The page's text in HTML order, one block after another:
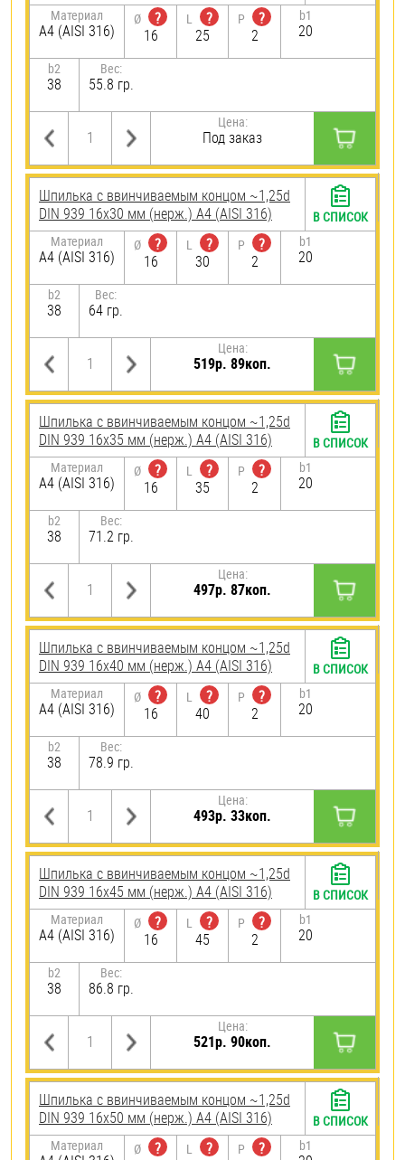
Материал
A4 (AISI 316)
Ø
?
16
L
?
25
P
?
2
b1
20
b2
38
Вес:
55.8 гр.
Цена:
Под заказ
Шпилька c ввинчиваемым концом ~1,25d
DIN 939 16х30 мм (нерж.) A4 (AISI 316)
Материал
A4 (AISI 316)
Ø
?
16
L
?
30
P
?
2
b1
20
b2
38
Вес:
64 гр.
Цена:
519р. 89коп.
В СПИСОК
Шпилька c ввинчиваемым концом ~1,25d
DIN 939 16х35 мм (нерж.) A4 (AISI 316)
Материал
A4 (AISI 316)
Ø
?
16
L
?
35
P
?
2
b1
20
b2
38
Вес:
71.2 гр.
Цена:
497р. 87коп.
В СПИСОК
Шпилька c ввинчиваемым концом ~1,25d
DIN 939 16х40 мм (нерж.) A4 (AISI 316)
Материал
A4 (AISI 316)
Ø
?
16
L
?
40
P
?
2
b1
20
b2
38
Вес:
78.9 гр.
Цена:
493р. 33коп.
В СПИСОК
Шпилька c ввинчиваемым концом ~1,25d
DIN 939 16х45 мм (нерж.) A4 (AISI 316)
Материал
A4 (AISI 316)
Ø
?
16
L
?
45
P
?
2
b1
20
b2
38
Вес:
86.8 гр.
Цена:
521р. 90коп.
В СПИСОК
Шпилька c ввинчиваемым концом ~1,25d
DIN 939 16х50 мм (нерж.) A4 (AISI 316)
Материал Ø
?
L
?
P
?
b1
В СПИСОК